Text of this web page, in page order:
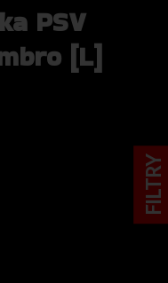
PSV
[L]
FILTRY